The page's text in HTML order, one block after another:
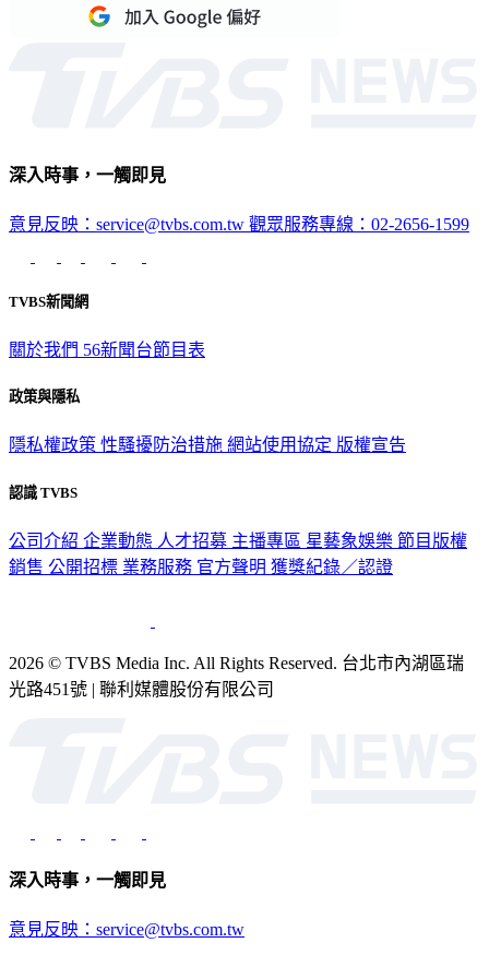
深入時事，一觸即見
意見反映：service@tvbs.com.tw 觀眾服務專線：02-2656-1599
TVBS新聞網
關於我們 56新聞台節目表
政策與隱私
隱私權政策 性騷擾防治措施 網站使用協定 版權宣告
認識 TVBS
公司介紹 企業動態 人才招募 主播專區 星藝象娛樂 節目版權
銷售 公開招標 業務服務 官方聲明 獲獎紀錄／認證
2026 © TVBS Media Inc. All Rights Reserved. 台北市內湖區瑞
光路451號 | 聯利媒體股份有限公司
深入時事，一觸即見
意見反映：service@tvbs.com.tw